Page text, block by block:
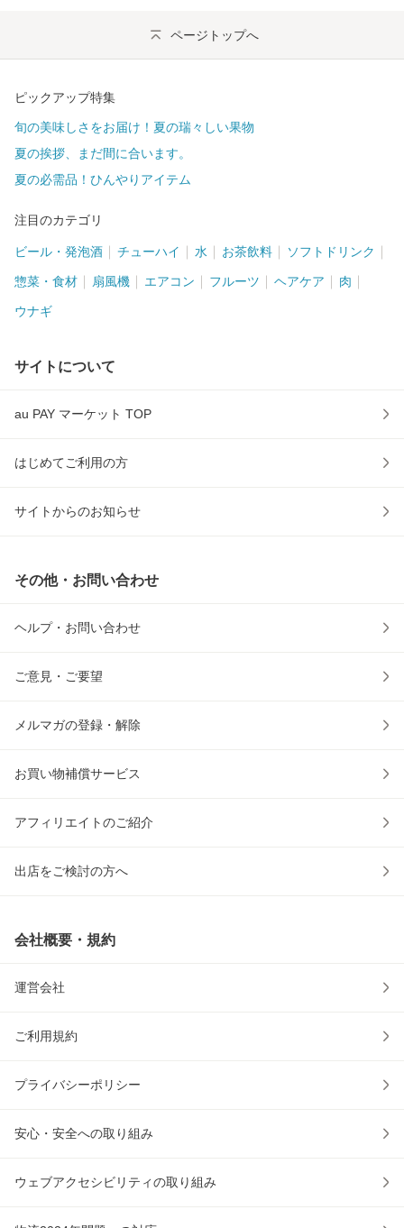
ページトップへ
ピックアップ特集
旬の美味しさをお届け！夏の瑞々しい果物
夏の挨拶、まだ間に合います。
夏の必需品！ひんやりアイテム
注目のカテゴリ
ビール・発泡酒 チューハイ 水 お茶飲料 ソフトドリンク
惣菜・食材 扇風機 エアコン フルーツ ヘアケア 肉
ウナギ
サイトについて
au PAY マーケット TOP
はじめてご利用の方
サイトからのお知らせ
その他・お問い合わせ
ヘルプ・お問い合わせ
ご意見・ご要望
メルマガの登録・解除
お買い物補償サービス
アフィリエイトのご紹介
出店をご検討の方へ
会社概要・規約
運営会社
ご利用規約
プライバシーポリシー
安心・安全への取り組み
ウェブアクセシビリティの取り組み